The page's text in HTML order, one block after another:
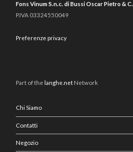
Fons Vinum S.n.c. di Bussi Oscar Pietro & C.
P.IVA 03324550049
Preferenze privacy
Part of thelanghe.net Network
Chi Siamo
Contatti
Negozio